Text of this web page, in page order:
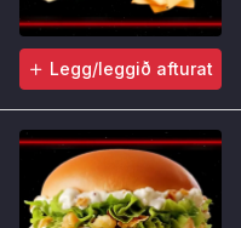
Legg/leggið afturat